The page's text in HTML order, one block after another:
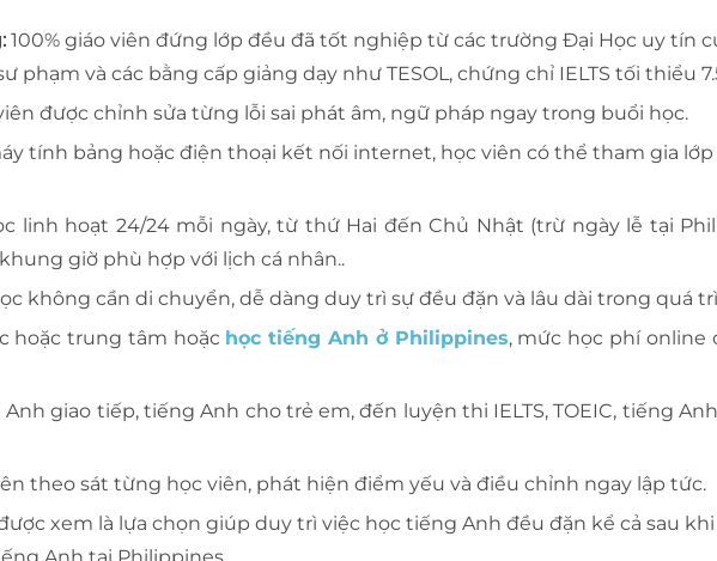
100% giáo viên đứng lớp đều đã tốt nghiệp từ các trường Đại Học uy tín
phạm và các bằng cấp giảng dạy như TESOL, chứng chỉ IELTS tối thiểu
được chỉnh sửa từng lỗi sai phát âm, ngữ pháp ngay trong buổi học.
tính bảng hoặc điện thoại kết nối internet, học viên có thể tham gia
linh hoạt 24/24 mỗi ngày, từ thứ Hai đến Chủ Nhật (trừ ngày lễ tại
giờ phù hợp với lịch cá nhân..
không cần di chuyển, dễ dàng duy trì sự đều đặn và lâu dài trong quá
hoặc trung tâm hoặc học tiếng Anh ở Philippines, mức học phí online
giao tiếp, tiếng Anh cho trẻ em, đến luyện thi IELTS, TOEIC, tiếng
theo sát từng học viên, phát hiện điểm yếu và điều chỉnh ngay lập tức.
xem là lựa chọn giúp duy trì việc học tiếng Anh đều đặn kể cả sau
Anh tại Philippines.